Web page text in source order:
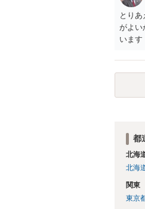
とり
がよい
います
都
北海
北海
関東
東京